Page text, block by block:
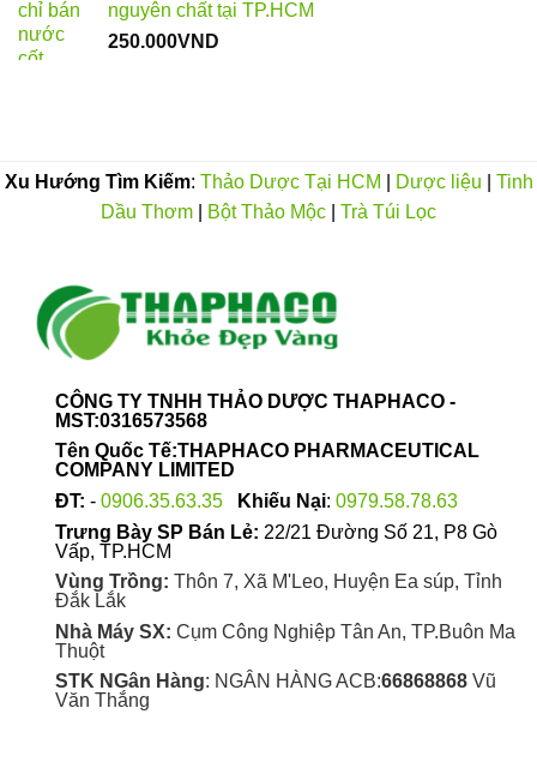
nguyên chất tại TP.HCM
250.000VND
Xu Hướng Tìm Kiếm: Thảo Dược Tại HCM Dược liệu
Tinh
Dầu Thơm
Bột Thảo Mộc Trà Túi Lọc
CÔNG TY TNHH THẢO DƯỢC THAPHACO -
MST:0316573568
Tên Quốc Tế:THAPHACO PHARMACEUTICAL
COMPANY LIMITED
ĐT: - 0906.35.63.35 Khiếu Nại: 0979.58.78.63
Trưng Bày SP Bán Lẻ: 22/21 Đường Số 21, P8 Gò
Vấp, TP.HCM
Vùng Trồng: Thôn 7, Xã M'Leo, Huyện Ea súp, Tỉnh
Đắk Lắk
Nhà Máy SX: Cụm Công Nghiệp Tân An, TP.Buôn Ma
Thuột
STK NGân Hàng: NGÂN HÀNG ACB:66868868Vũ
Văn Thắng